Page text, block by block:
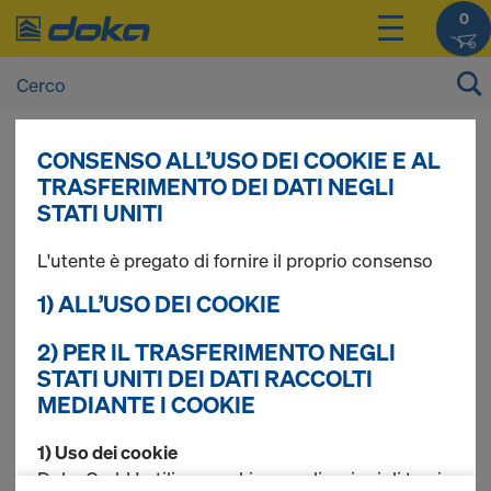
0
I prezzi dei vostri prodotti sono consultabili
dopo illogin.
Loading platform
Trovati 3 prodotti
Più ricercato
CONSENSO ALL’USO DEI COOKIE E AL
TRASFERIMENTO DEI DATI NEGLI
STATI UNITI
L'utente è pregato di fornire il proprio consenso
1) ALL’USO DEI COOKIE
2) PER IL TRASFERIMENTO NEGLI
STATI UNITI DEI DATI RACCOLTI
MEDIANTE I COOKIE
1) Uso dei cookie
Doka GmbH utilizza cookie e applicazioni di terzi.